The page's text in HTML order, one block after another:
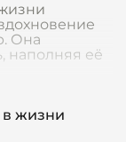
Она
наполняя её
в жизни